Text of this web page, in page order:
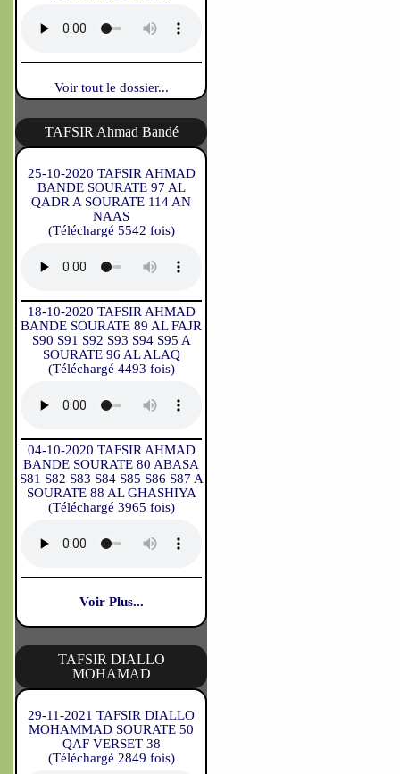
Voir tout le dossier...
TAFSIR Ahmad Bandé
25-10-2020 TAFSIR AHMAD
BANDE SOURATE 97 AL
QADR A SOURATE 114 AN
NAAS
(Téléchargé 5542 fois)
18-10-2020 TAFSIR AHMAD
BANDE SOURATE 89 AL FAJR
S90 S91 S92 S93 S94 S95 A
SOURATE 96 AL ALAQ
(Téléchargé 4493 fois)
04-10-2020 TAFSIR AHMAD
BANDE SOURATE 80 ABASA
S81 S82 S83 S84 S85 S86 S87 A
SOURATE 88 AL GHASHIYA
(Téléchargé 3965 fois)
Voir Plus...
TAFSIR DIALLO
MOHAMAD
29-11-2021 TAFSIR DIALLO
MOHAMMAD SOURATE 50
QAF VERSET 38
(Téléchargé 2849 fois)